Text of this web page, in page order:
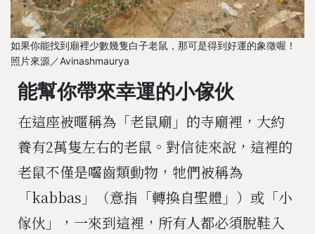
如果你能找到廟裡少數幾隻白子老鼠，那可是得到好運的象徵喔！
照片來源／Avinashmaurya
能幫你帶來幸運的小傢伙
在這座被暱稱為「老鼠廟」的寺廟裡，大約
養有2萬隻左右的老鼠。對信徒來說，這裡的
老鼠不僅是囓齒類動物，牠們被稱為
「kabbas」（意指「轉換自聖體」）或「小
傢伙」，一來到這裡，所有人都必須脫鞋入